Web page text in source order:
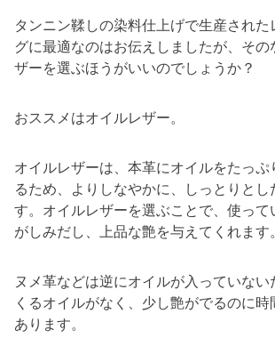
タンニン鞣しの染料仕上げで生産され
グに最適なのはお伝えしましたが、その
ザーを選ぶほうがいいのでしょうか？
おススメはオイルレザー。
オイルレザーは、本革にオイルをたっぷ
るため、よりしなやかに、しっとりと
す。オイルレザーを選ぶことで、使っ
がしみだし、上品な艶を与えてくれます。
ヌメ革などは逆にオイルが入っていない
くるオイルがなく、少し艶がでるのに時
あります。